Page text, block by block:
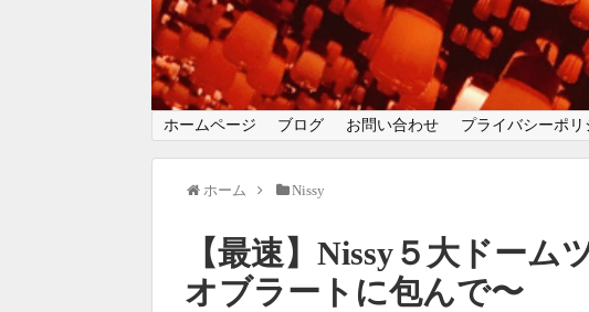
ホームページ ブログ お問い合わせ プライバシーポリ
ホーム Nissy
【最速】Nissy５大ドーム
オブラートに包んで〜